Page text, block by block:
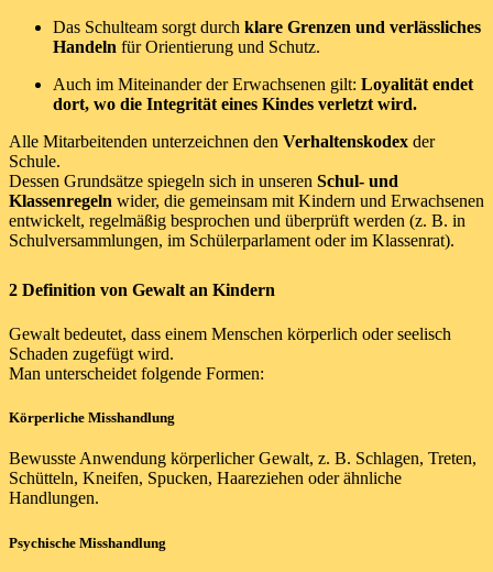
Das Schulteam sorgt durch klare Grenzen und verlässliches
Handeln für Orientierung und Schutz.
Auch im Miteinander der Erwachsenen gilt: Loyalität endet
dort, wo die Integrität eines Kindes verletzt wird.
Alle Mitarbeitenden unterzeichnen den Verhaltenskodex der
Schule.
Dessen Grundsätze spiegeln sich in unseren Schul- und
Klassenregeln wider, die gemeinsam mit Kindern und Erwachsenen
entwickelt, regelmäßig besprochen und überprüft werden (z. B. in
Schulversammlungen, im Schülerparlament oder im Klassenrat).
2 Definition von Gewalt an Kindern
Gewalt bedeutet, dass einem Menschen körperlich oder seelisch
Schaden zugefügt wird.
Man unterscheidet folgende Formen:
Körperliche Misshandlung
Bewusste Anwendung körperlicher Gewalt, z. B. Schlagen, Treten,
Schütteln, Kneifen, Spucken, Haareziehen oder ähnliche
Handlungen.
Psychische Misshandlung